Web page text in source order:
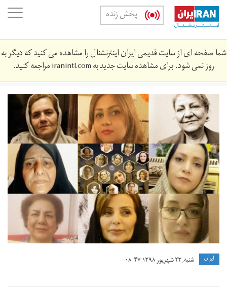
Skip
main
content
پخش زنده
شما صفحه ای از سایت قدیمی ایران اینترنشنال را مشاهده می کنید که دیگر به
روز نمی شود. برای مشاهده سایت جدید بهiranintl.comمراجعه کنید.
zanan14-
23.‎6.‎98-
a.jpg
ايران شنبه, ۲۳ شهریور ۱۳۹۸ ۰۸:۴۷